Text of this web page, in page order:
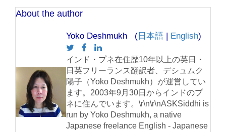
About the author
Yoko Deshmukh ( 日本語 | English)
インド・プネ在住歴10年以上の英日・
日英フリーランス翻訳者、デシュムク
陽子（Yoko Deshmukh）が運営してい
ます。2003年9月30日からインドのプ
ネに住んでいます。\r\n\r\nASKSiddhi is
run by Yoko Deshmukh, a native
Japanese freelance English - Japanese